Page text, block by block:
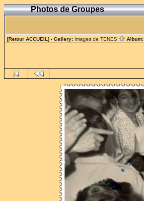
Photos de Groupes
[Retour ACCUEIL] - Gallery: Images de TENES Album: